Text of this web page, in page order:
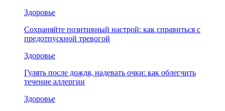
Здоровье
Сохраняйте позитивный настрой: как справиться с
предотпускной тревогой
Здоровье
Гулять после дождя, надевать очки: как облегчить
течение аллергии
Здоровье